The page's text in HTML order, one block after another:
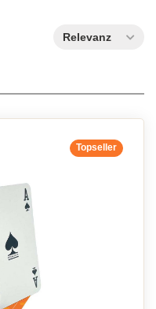
Relevanz
Topseller